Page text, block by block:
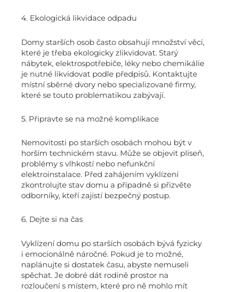
4. Ekologická likvidace odpadu
Domy starších osob často obsahují množství věcí,
které je třeba ekologicky zlikvidovat. Starý
nábytek, elektrospotřebiče, léky nebo chemikálie
je nutné likvidovat podle předpisů. Kontaktujte
místní sběrné dvory nebo specializované firmy,
které se touto problematikou zabývají.
5. Připravte se na možné komplikace
Nemovitosti po starších osobách mohou být v
horším technickém stavu. Může se objevit plíseň,
problémy s vlhkostí nebo nefunkční
elektroinstalace. Před zahájením vyklízení
zkontrolujte stav domu a případně si přizvěte
odborníky, kteří zajistí bezpečný postup.
6. Dejte si na čas
Vyklízení domu po starších osobách bývá fyzicky
i emocionálně náročné. Pokud je to možné,
naplánujte si dostatek času, abyste nemuseli
spěchat. Je dobré dát rodině prostor na
rozloučení s místem, které pro ně mohlo mít